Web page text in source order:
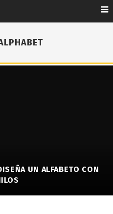
UN ALFABETO CON